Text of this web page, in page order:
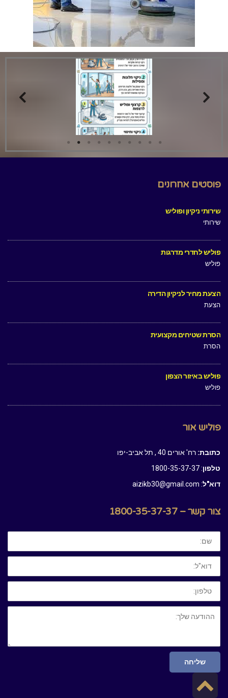
פוסטים אחרונים
שירותי ניקיון ופוליש
שירותי
פוליש לחדרי מדרגות
פוליש
הצעת מחיר לניקיון הדירה
הצעת
הסרת שטיחים מקצועית
הסרת
פוליש באיזור הצפון
פוליש
פוליש אור
כתובת: רח' אורים 40 , תל אביב-יפו
טלפון: 1800-35-37-37
דוא"ל: aizikb30@gmail.com
צור קשר – 1800-35-37-37
שם:
דוא"ל:
טלפון:
ההודעה
שלך:
שליחה
גלילה